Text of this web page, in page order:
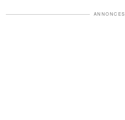
ANNONCES